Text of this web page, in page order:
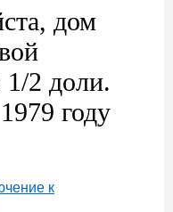
дом
1/2 доли.
году
к